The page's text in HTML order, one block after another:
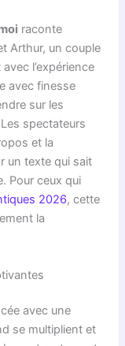
raconte
Arthur, un couple
l’expérience
avec finesse
sur les
spectateurs
et la
un texte qui sait
Pour ceux qui
2026, cette
la
avec une
se multiplient et